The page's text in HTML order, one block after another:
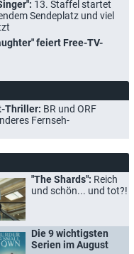
13. Staffel startet
Sendeplatz und viel
feiert Free-TV-
Thriller: BR und ORF
Fernseh-
"The Shards": Reich
und schön... und tot?!
Die 9 wichtigsten
Serien im August